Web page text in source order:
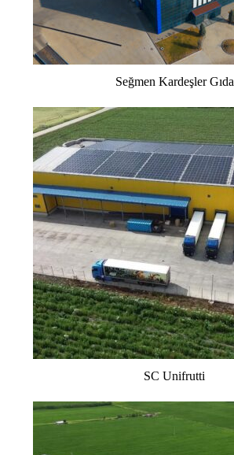
Seğmen Kardeşler Gıda
SC Unifrutti